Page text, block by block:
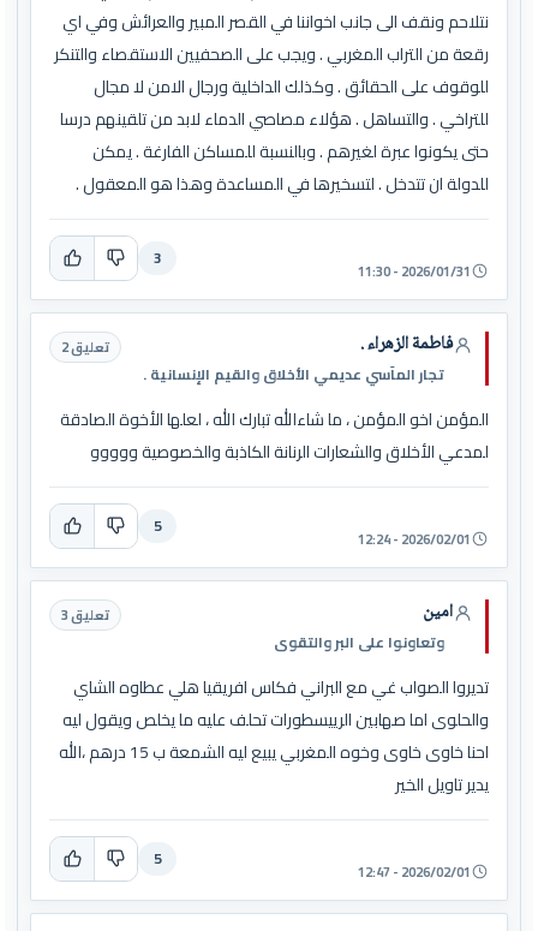
نتلاحم ونقف الى جانب اخواننا في القصر المبير والعرائش وفي اي
رقعة من التراب المغربي . ويجب على الصحفيين الاستقصاء والتنكر
للوقوف على الحقائق . وكذلك الداخلية ورجال الامن لا مجال
للتراخي . والتساهل . هؤلاء مصاصي الدماء لابد من تلقينهم درسا
حتى يكونوا عبرة لغيرهم . وبالنسبة للمساكن الفارغة . يمكن
للدولة ان تتدخل . لتسخيرها في المساعدة وهذا هو المعقول .
2026/01/31 - 11:30
3
فاطمة الزهراء .
تجار المآسي عديمي الأخلاق والقيم الإنسانية .
تعليق 2
المؤمن اخو المؤمن ، ما شاءالله تبارك الله ، لعلها الأخوة الصادقة
لمدعي الأخلاق والشعارات الرنانة الكاذبة والخصوصية ووووو
2026/02/01 - 12:24
5
امين
وتعاونوا على البر والتقوى
تعليق 3
تديروا الصواب غي مع البراني فكاس افريقيا هلي عطاوه الشاي
والحلوى اما صهابين الرييسطورات تحلف عليه ما يخلص ويقول ليه
احنا خاوى خاوى وخوه المغربي يبيع ليه الشمعة ب 15 درهم ،الله
يدير تاويل الخير
2026/02/01 - 12:47
5